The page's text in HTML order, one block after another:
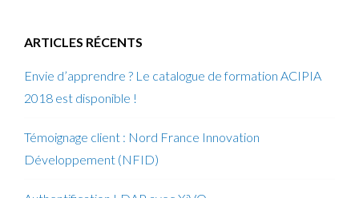
ARTICLES RÉCENTS
Envie d’apprendre ? Le catalogue de formation ACIPIA
2018 est disponible !
Témoignage client : Nord France Innovation
Développement (NFID)